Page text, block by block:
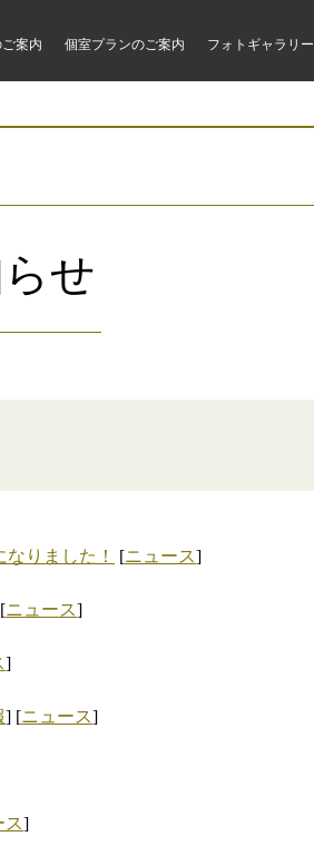
案内 個室プランのご案内 フォトギャラリー
せ
りました！ [ニュース]
[ニュース]
]
] [ニュース]
ス]